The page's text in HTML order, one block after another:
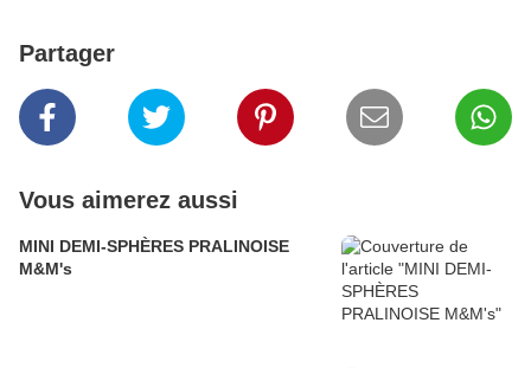
Partager
Vous aimerez aussi
MINI DEMI-SPHÈRES PRALINOISE
M&M's